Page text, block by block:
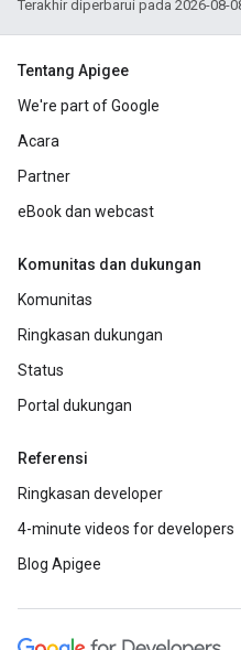
Terakhir diperbarui pada 2026-08-
Tentang Apigee
We're part of Google
Acara
Partner
eBook dan webcast
Komunitas dan dukungan
Komunitas
Ringkasan dukungan
Status
Portal dukungan
Referensi
Ringkasan developer
4-minute videos for developers
Blog Apigee